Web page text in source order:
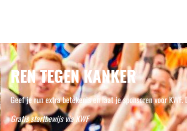
REN TEGEN KANKER
Geef je run extra betekenis en laat je sponsoren voor
Gratis startbewijs via KWF